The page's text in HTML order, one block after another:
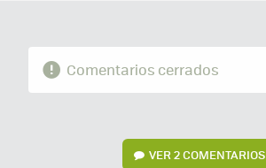
Comentarios cerrados
VER2 COMENTARIOS